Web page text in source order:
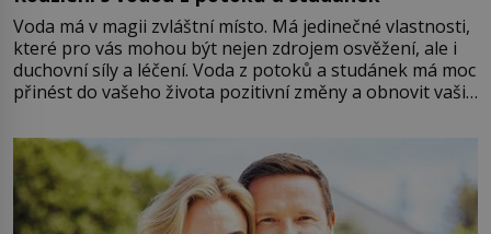
Voda má v magii zvláštní místo. Má jedinečné vlastnosti,
které pro vás mohou být nejen zdrojem osvěžení, ale i
duchovní síly a léčení. Voda z potoků a studánek má moc
přinést do vašeho života pozitivní změny a obnovit vaši
můžete obohatit své rituály a přinést do svého života
větší harmonii a klid. Je důležité